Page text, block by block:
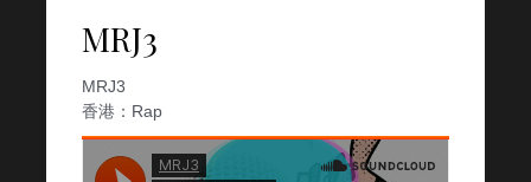
MRJ3
MRJ3
香港：Rap